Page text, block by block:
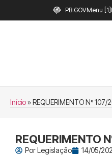
PB.GOVMenu [1]
Início» REQUERIMENTO Nº 107/
REQUERIMENTO
PorLegislação
14/05/